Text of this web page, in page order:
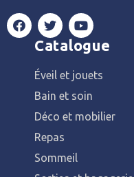
Catalogue
Éveil et jouets
Bain et soin
Déco et mobilier
Repas
Sommeil